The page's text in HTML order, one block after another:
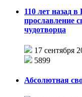
110 лет назад
прославление
чудотворца
17 сентября
5899
Абсолютная